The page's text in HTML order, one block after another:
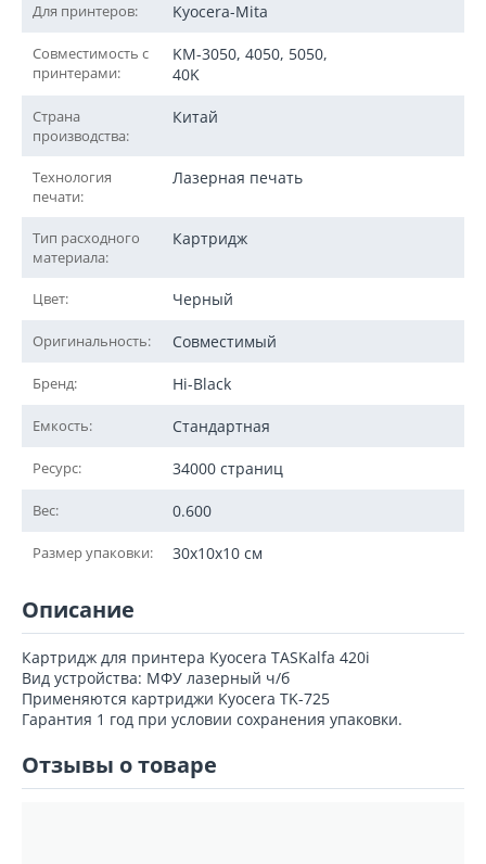
Для принтеров: Kyocera-Mita
Совместимость с
принтерами:
KM-3050, 4050, 5050,
40K
Страна
производства:
Китай
Технология
печати:
Лазерная печать
Тип расходного
материала:
Картридж
Цвет: Черный
Оригинальность: Совместимый
Бренд: Hi-Black
Емкость: Стандартная
Ресурс: 34000 страниц
Вес: 0.600
Размер упаковки: 30x10x10 см
Описание
Картридж для принтера Kyocera TASKalfa 420i
Вид устройства: МФУ лазерный ч/б
Применяются картриджи Kyocera TK-725
Гарантия 1 год при условии сохранения упаковки.
Отзывы о товаре